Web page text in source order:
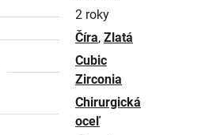
2 roky
Číra,Zlatá
Cubic
Zirconia
Chirurgická
oceľ